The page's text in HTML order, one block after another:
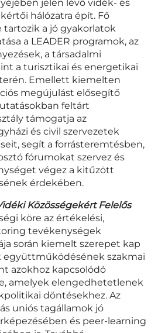
jelen lévő vidék- és
hálózatra épít. Fő
a jó gyakorlatok
a LEADER programok, az
a társadalmi
a turisztikai és energetikai
Emellett kiemelten
megújulást elősegítő
feltárt
támogatja az
és civil szervezetek
segít a forrásteremtésben,
fórumokat szervez és
végez a kitűzött
érdekében.
Közösségekért Felelős
köre az értékelési,
tevékenységek
során kiemelt szerepet kap
együttműködésének szakmai
azokhoz kapcsolódó
amelyek elengedhetetlenek
döntésekhez. Az
uniós tagállamok jó
és peer-learning